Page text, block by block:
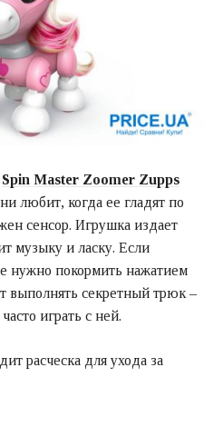
Spin Master Zoomer Zupps
любит, когда ее гладят по
сенсор. Игрушка издает
музыку и ласку. Если
нужно покормить нажатием
выполнять секретный трюк –
играть с ней.
расческа для ухода за